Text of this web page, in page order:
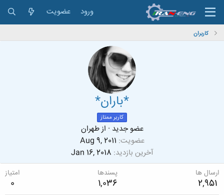
ورود عضویت
کاربران
*باران*
کاربر ممتاز
عضو جدید · ازطهران
عضویت Aug 9, 2011
آخرین بازدید Jan 16, 2018
ارسال ها
2,951
پسندها
1,036
امتیاز
0